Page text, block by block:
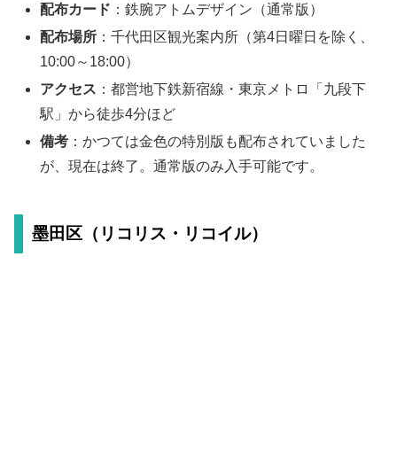
配布カード ：鉄腕アトムデザイン（通常版）
配布場所 ：千代田区観光案内所（第4日曜日を除く、
10:00～18:00）
アクセス ：都営地下鉄新宿線・東京メトロ「九段下
駅」から徒歩4分ほど
備考 ：かつては金色の特別版も配布されていました
が、現在は終了。通常版のみ入手可能です。
墨田区（リコリス・リコイル）